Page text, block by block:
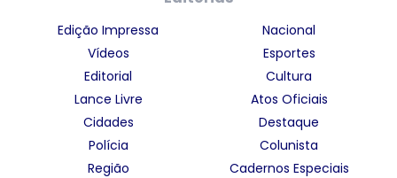
Edição Impressa
Vídeos
Editorial
Lance Livre
Cidades
Polícia
Região
Nacional
Esportes
Cultura
Atos Oficiais
Destaque
Colunista
Cadernos Especiais